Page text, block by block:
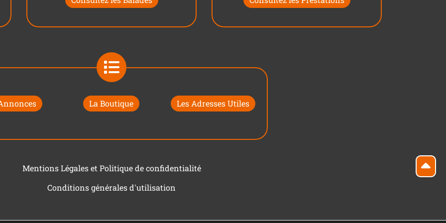
La Boutique Les Adresses Utiles
Mentions Légales et Politique de confidentialité
Conditions générales d'utilisation